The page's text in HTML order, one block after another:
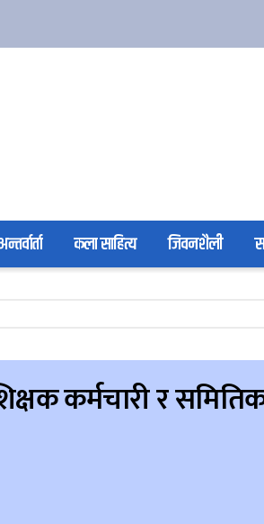
अन्तर्वार्ता कला साहित्य जिवनशैली
कर्मचारी र